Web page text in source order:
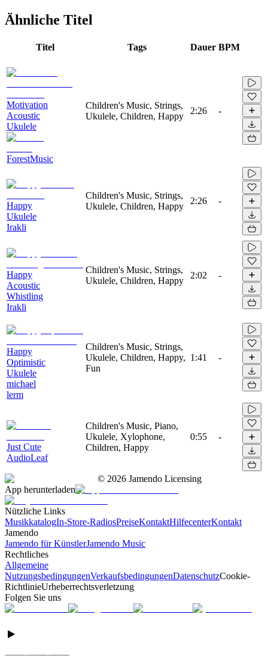
Ähnliche Titel
Titel Tags Dauer BPM
Motivation
Acoustic
Ukulele
ForestMusic
Children's Music, Strings,
Ukulele, Children, Happy
2:26 -
Happy
Ukulele
Irakli
Children's Music, Strings,
Ukulele, Children, Happy
2:26 -
Happy
Acoustic
Whistling
Irakli
Children's Music, Strings,
Ukulele, Children, Happy
2:02 -
Happy
Optimistic
Ukulele
michael
lerm
Children's Music, Strings,
Ukulele, Children, Happy,
Fun
1:41 -
Just Cute
AudioLeaf
Children's Music, Piano,
Ukulele, Xylophone,
Children, Happy
0:55 -
© 2026 Jamendo Licensing
App herunterladen
Nützliche Links
MusikkatalogIn-Store-RadiosPreiseKontaktHilfecenterKontakt
Jamendo
Jamendo für KünstlerJamendo Music
Rechtliches
Allgemeine
NutzungsbedingungenVerkaufsbedingungenDatenschutzCookie-
RichtlinieUrheberrechtsverletzung
Folgen Sie uns